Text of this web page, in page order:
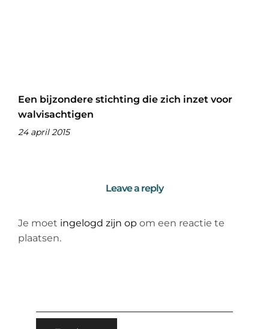
Een bijzondere stichting die zich inzet voor
walvisachtigen
24 april 2015
Leave a reply
Je moet ingelogd zijn op om een reactie te
plaatsen.